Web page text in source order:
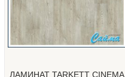
ЛАМИНАТ TARKETT CINEMA